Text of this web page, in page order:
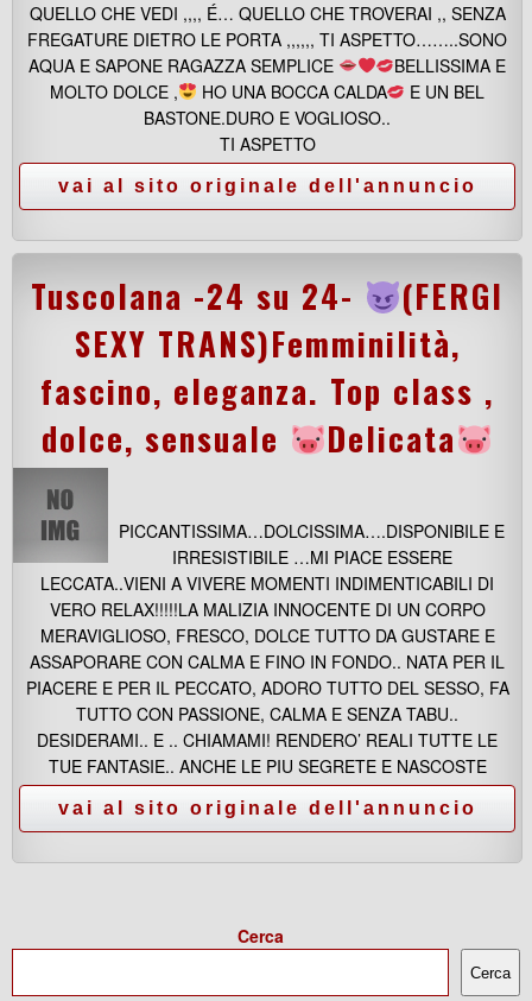
QUELLO CHE VEDI ,,,, É… QUELLO CHE TROVERAI ,, SENZA
FREGATURE DIETRO LE PORTA ,,,,,, TI ASPETTO……..SONO
AQUA E SAPONE RAGAZZA SEMPLICE
BELLISSIMA E
MOLTO DOLCE ,
HO UNA BOCCA CALDA
E UN BEL
BASTONE.DURO E VOGLIOSO..
TI ASPETTO
Tuscolana -24 su 24-
(FERGI
SEXY TRANS)Femminilità,
fascino, eleganza. Top class ,
dolce, sensuale
Delicata
PICCANTISSIMA…DOLCISSIMA….DISPONIBILE E
IRRESISTIBILE …MI PIACE ESSERE
LECCATA..VIENI A VIVERE MOMENTI INDIMENTICABILI DI
VERO RELAX!!!!!LA MALIZIA INNOCENTE DI UN CORPO
MERAVIGLIOSO, FRESCO, DOLCE TUTTO DA GUSTARE E
ASSAPORARE CON CALMA E FINO IN FONDO.. NATA PER IL
PIACERE E PER IL PECCATO, ADORO TUTTO DEL SESSO, FA
TUTTO CON PASSIONE, CALMA E SENZA TABU..
DESIDERAMI.. E .. CHIAMAMI! RENDERO’ REALI TUTTE LE
TUE FANTASIE.. ANCHE LE PIU SEGRETE E NASCOSTE
Cerca
Cerca